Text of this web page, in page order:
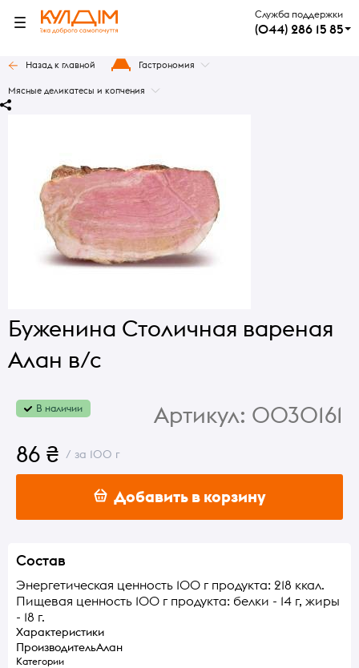
Служба поддержки
(044) 286 15 85
Назад к главной Гастрономия
Мясные деликатесы и копчения
Буженина Столичная вареная
Алан в/с
В наличии Артикул: 0030161
86 ₴ / за 100 г
Добавить в корзину
Состав
Энергетическая ценность 100 г продукта: 218 ккал.
Пищевая ценность 100 г продукта: белки - 14 г, жиры
- 18 г.
Характеристики
ПроизводительАлан
Категории